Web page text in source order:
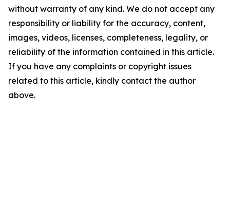
without warranty of any kind. We do not accept any
responsibility or liability for the accuracy, content,
images, videos, licenses, completeness, legality, or
reliability of the information contained in this article.
If you have any complaints or copyright issues
related to this article, kindly contact the author
above.